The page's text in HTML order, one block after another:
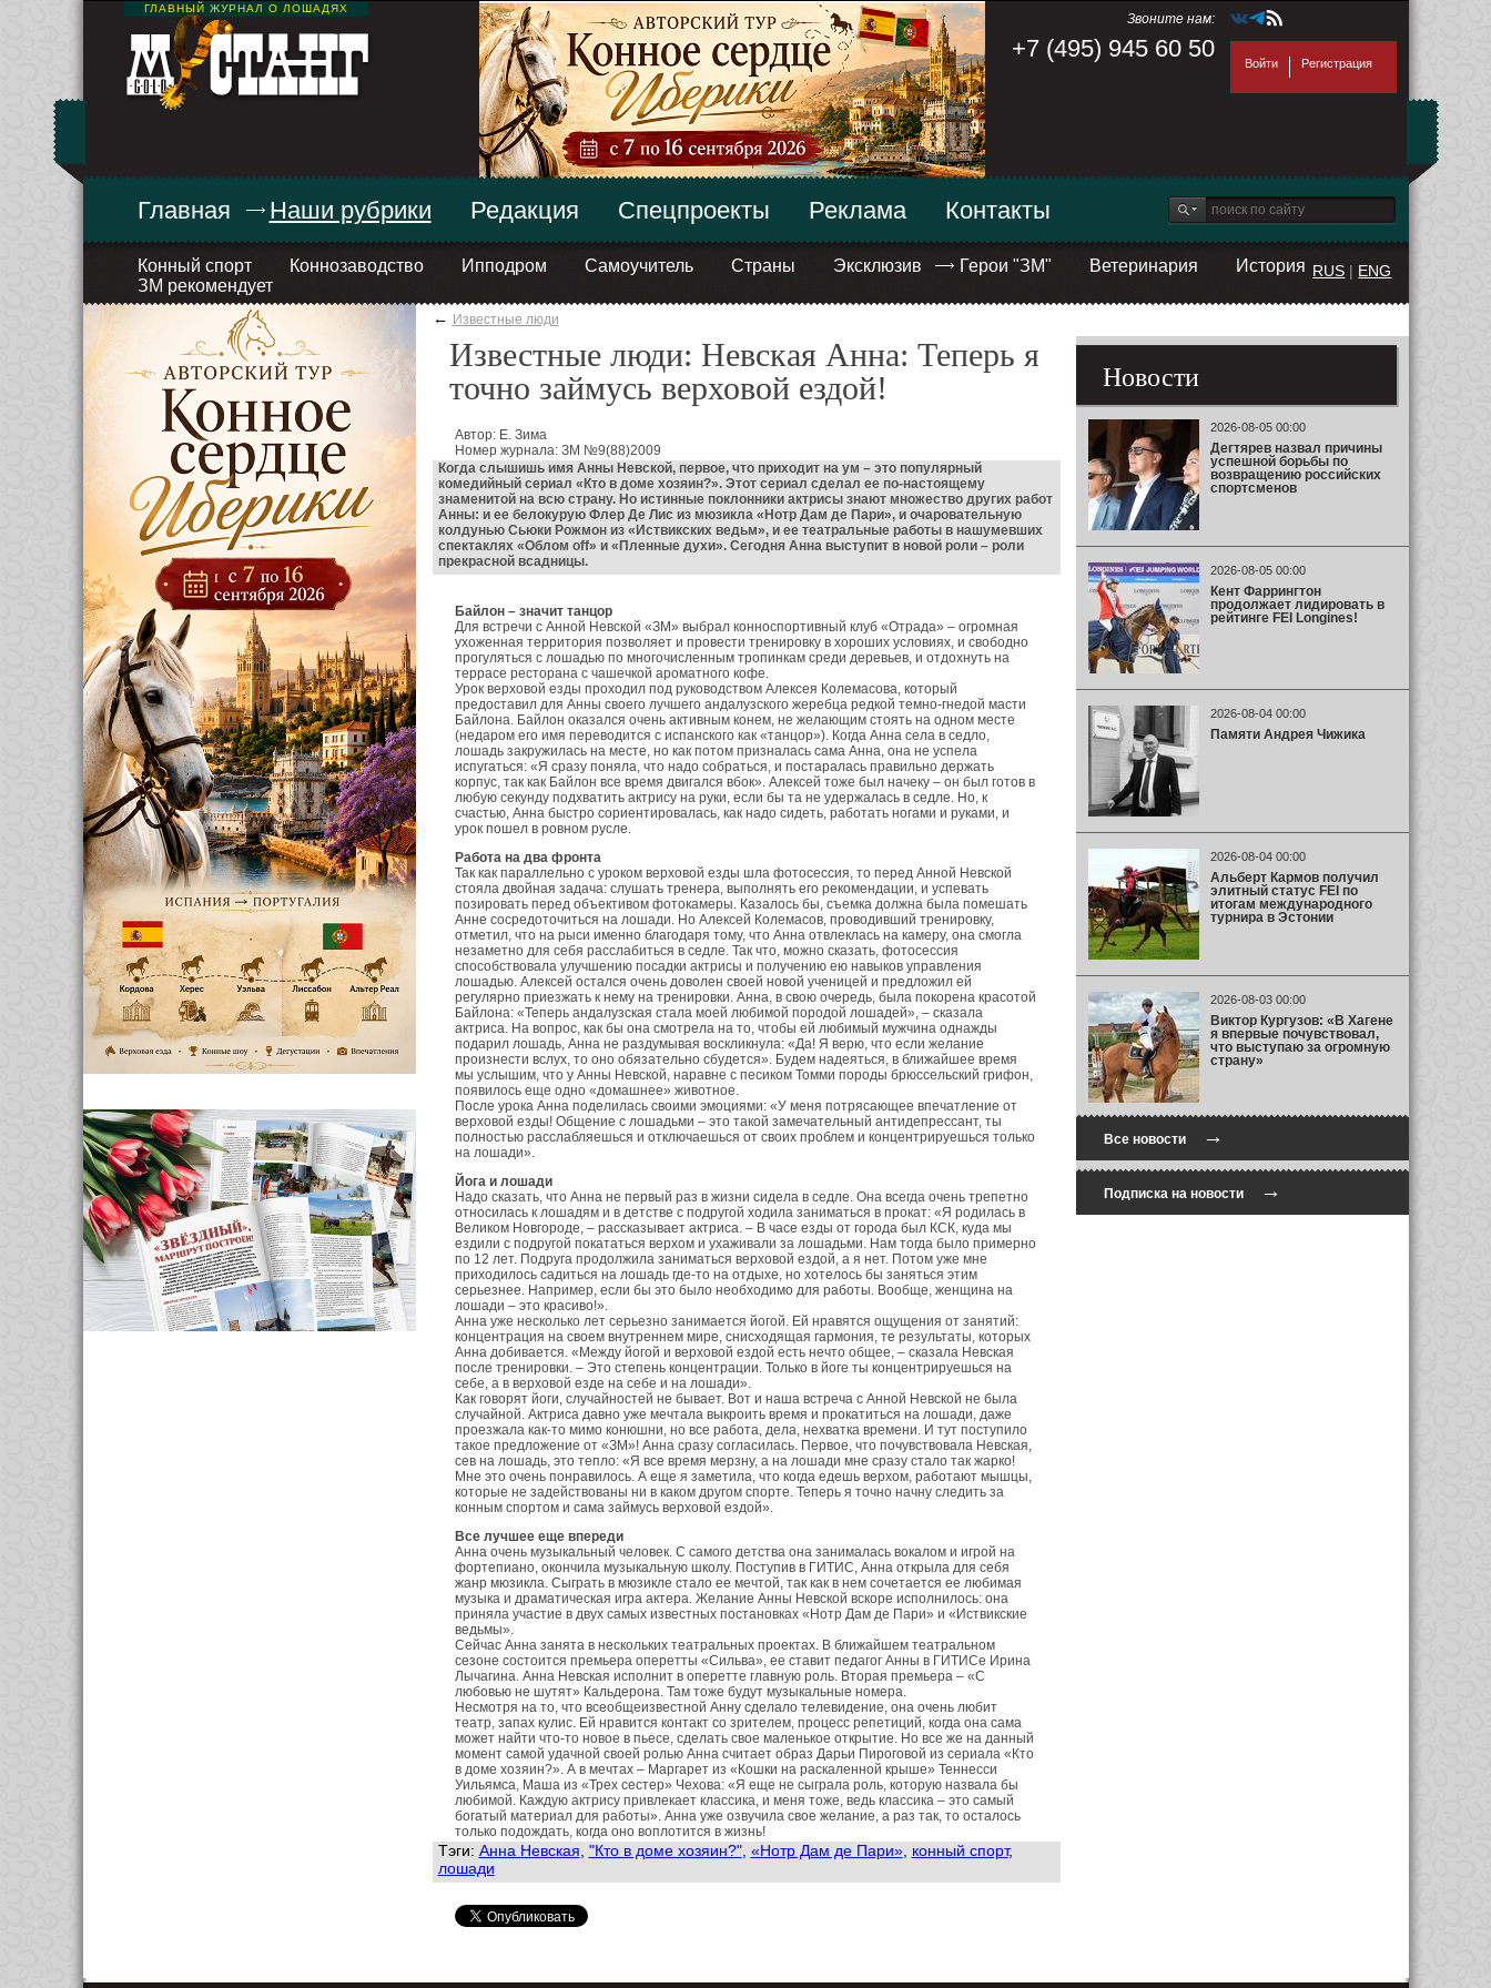
ГЛАВНЫЙ ЖУРНАЛ О ЛОШАДЯХ
Звоните нам:
+7 (495) 945 60 50
Войти Регистрация
Главная Наши рубрики
Конный спорт Коннозаводство Ипподром Самоучитель Страны Эксклюзив Герои "ЗМ" Ветеринария
История
ЗМ рекомендует
Редакция Спецпроекты Реклама Контакты
RUS | ENG
← Известные люди
Известные люди: Невская Анна: Теперь я
точно займусь верховой ездой!
Автор: Е. Зима
Номер журнала: ЗМ №9(88)2009
Когда слышишь имя Анны Невской, первое, что приходит на ум – это популярный
комедийный сериал «Кто в доме хозяин?». Этот сериал сделал ее по-настоящему
знаменитой на всю страну. Но истинные поклонники актрисы знают множество других работ
Анны: и ее белокурую Флер Де Лис из мюзикла «Нотр Дам де Пари», и очаровательную
колдунью Сьюки Рожмон из «Иствикских ведьм», и ее театральные работы в нашумевших
спектаклях «Облом off» и «Пленные духи». Сегодня Анна выступит в новой роли – роли
прекрасной всадницы.
Байлон – значит танцор
Для встречи с Анной Невской «ЗМ» выбрал конноспортивный клуб «Отрада» – огромная
ухоженная территория позволяет и провести тренировку в хороших условиях, и свободно
прогуляться с лошадью по многочисленным тропинкам среди деревьев, и отдохнуть на
террасе ресторана с чашечкой ароматного кофе.
Урок верховой езды проходил под руководством Алексея Колемасова, который
предоставил для Анны своего лучшего андалузского жеребца редкой темно-гнедой масти
Байлона. Байлон оказался очень активным конем, не желающим стоять на одном месте
(недаром его имя переводится с испанского как «танцор»). Когда Анна села в седло,
лошадь закружилась на месте, но как потом призналась сама Анна, она не успела
испугаться: «Я сразу поняла, что надо собраться, и постаралась правильно держать
корпус, так как Байлон все время двигался вбок». Алексей тоже был начеку – он был готов в
любую секунду подхватить актрису на руки, если бы та не удержалась в седле. Но, к
счастью, Анна быстро сориентировалась, как надо сидеть, работать ногами и руками, и
урок пошел в ровном русле.
Работа на два фронта
Так как параллельно с уроком верховой езды шла фотосессия, то перед Анной Невской
стояла двойная задача: слушать тренера, выполнять его рекомендации, и успевать
позировать перед объективом фотокамеры. Казалось бы, съемка должна была помешать
Анне сосредоточиться на лошади. Но Алексей Колемасов, проводивший тренировку,
отметил, что на рыси именно благодаря тому, что Анна отвлеклась на камеру, она смогла
незаметно для себя расслабиться в седле. Так что, можно сказать, фотосессия
способствовала улучшению посадки актрисы и получению ею навыков управления
лошадью. Алексей остался очень доволен своей новой ученицей и предложил ей
регулярно приезжать к нему на тренировки. Анна, в свою очередь, была покорена красотой
Байлона: «Теперь андалузская стала моей любимой породой лошадей», – сказала
актриса. На вопрос, как бы она смотрела на то, чтобы ей любимый мужчина однажды
подарил лошадь, Анна не раздумывая воскликнула: «Да! Я верю, что если желание
произнести вслух, то оно обязательно сбудется». Будем надеяться, в ближайшее время
мы услышим, что у Анны Невской, наравне с песиком Томми породы брюссельский грифон,
появилось еще одно «домашнее» животное.
После урока Анна поделилась своими эмоциями: «У меня потрясающее впечатление от
верховой езды! Общение с лошадьми – это такой замечательный антидепрессант, ты
полностью расслабляешься и отключаешься от своих проблем и концентрируешься только
на лошади».
Йога и лошади
Надо сказать, что Анна не первый раз в жизни сидела в седле. Она всегда очень трепетно
относилась к лошадям и в детстве с подругой ходила заниматься в прокат: «Я родилась в
Великом Новгороде, – рассказывает актриса. – В часе езды от города был КСК, куда мы
ездили с подругой покататься верхом и ухаживали за лошадьми. Нам тогда было примерно
по 12 лет. Подруга продолжила заниматься верховой ездой, а я нет. Потом уже мне
приходилось садиться на лошадь где-то на отдыхе, но хотелось бы заняться этим
серьезнее. Например, если бы это было необходимо для работы. Вообще, женщина на
лошади – это красиво!».
Анна уже несколько лет серьезно занимается йогой. Ей нравятся ощущения от занятий:
концентрация на своем внутреннем мире, снисходящая гармония, те результаты, которых
Анна добивается. «Между йогой и верховой ездой есть нечто общее, – сказала Невская
после тренировки. – Это степень концентрации. Только в йоге ты концентрируешься на
себе, а в верховой езде на себе и на лошади».
Как говорят йоги, случайностей не бывает. Вот и наша встреча с Анной Невской не была
случайной. Актриса давно уже мечтала выкроить время и прокатиться на лошади, даже
проезжала как-то мимо конюшни, но все работа, дела, нехватка времени. И тут поступило
такое предложение от «ЗМ»! Анна сразу согласилась. Первое, что почувствовала Невская,
сев на лошадь, это тепло: «Я все время мерзну, а на лошади мне сразу стало так жарко!
Мне это очень понравилось. А еще я заметила, что когда едешь верхом, работают мышцы,
которые не задействованы ни в каком другом спорте. Теперь я точно начну следить за
конным спортом и сама займусь верховой ездой».
Все лучшее еще впереди
Анна очень музыкальный человек. С самого детства она занималась вокалом и игрой на
фортепиано, окончила музыкальную школу. Поступив в ГИТИС, Анна открыла для себя
жанр мюзикла. Сыграть в мюзикле стало ее мечтой, так как в нем сочетается ее любимая
музыка и драматическая игра актера. Желание Анны Невской вскоре исполнилось: она
приняла участие в двух самых известных постановках «Нотр Дам де Пари» и «Иствикские
ведьмы».
Сейчас Анна занята в нескольких театральных проектах. В ближайшем театральном
сезоне состоится премьера оперетты «Сильва», ее ставит педагог Анны в ГИТИСе Ирина
Лычагина. Анна Невская исполнит в оперетте главную роль. Вторая премьера – «С
любовью не шутят» Кальдерона. Там тоже будут музыкальные номера.
Несмотря на то, что всеобщеизвестной Анну сделало телевидение, она очень любит
театр, запах кулис. Ей нравится контакт со зрителем, процесс репетиций, когда она сама
может найти что-то новое в пьесе, сделать свое маленькое открытие. Но все же на данный
момент самой удачной своей ролью Анна считает образ Дарьи Пироговой из сериала «Кто
в доме хозяин?». А в мечтах – Маргарет из «Кошки на раскаленной крыше» Теннесси
Уильямса, Маша из «Трех сестер» Чехова: «Я еще не сыграла роль, которую назвала бы
любимой. Каждую актрису привлекает классика, и меня тоже, ведь классика – это самый
богатый материал для работы». Анна уже озвучила свое желание, а раз так, то осталось
только подождать, когда оно воплотится в жизнь!
Тэги: Анна Невская "Кто в доме хозяин?", «Нотр Дам де Пари», конный спорт,
лошади
Новости
2026-08-05 00:00
Дегтярев назвал причины
успешной борьбы по
возвращению российских
спортсменов
2026-08-05 00:00
Кент Фаррингтон
продолжает лидировать в
рейтинге FEI Longines!
2026-08-04 00:00
Памяти Андрея Чижика
2026-08-04 00:00
Альберт Кармов получил
элитный статус FEI по
итогам международного
турнира в Эстонии
2026-08-03 00:00
Виктор Кургузов: «В Хагене
я впервые почувствовал,
что выступаю за огромную
страну»
Все новости→
Подписка на новости→